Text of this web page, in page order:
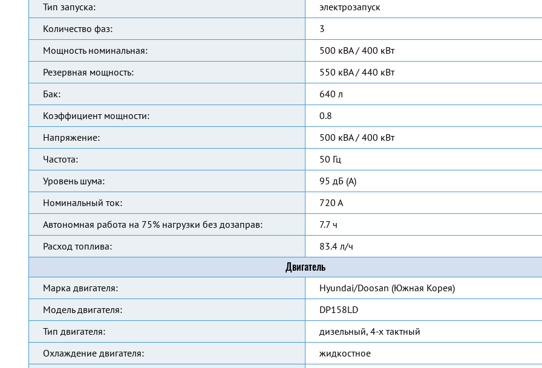
Тип запуска:
электрозапуск
Количество фаз:
3
Мощность номинальная:
500 кВА / 400 кВт
Резервная мощность:
550 кВА / 440 кВт
Бак:
640 л
Коэффициент мощности:
0.8
Напряжение:
500 кВА / 400 кВт
Частота:
50 Гц
Уровень шума:
95 дБ (А)
Номинальный ток:
720 А
Автономная работа на 75% нагрузки без дозаправ:
7.7 ч
Расход топлива:
83.4 л/ч
Двигатель
Марка двигателя:
Hyundai/Doosan (Южная Корея)
Модель двигателя:
DP158LD
Тип двигателя:
дизельный, 4-х тактный
Охлаждение двигателя:
жидкостное